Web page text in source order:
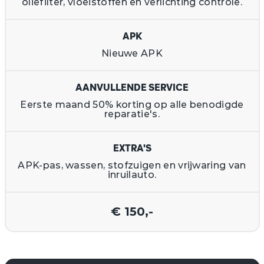
oliefilter, vloeistoffen en verlichting controle.
APK
Nieuwe APK
AANVULLENDE SERVICE
Eerste maand 50% korting op alle benodigde
reparatie's.
EXTRA'S
APK-pas, wassen, stofzuigen en vrijwaring van
inruilauto.
€ 150,-